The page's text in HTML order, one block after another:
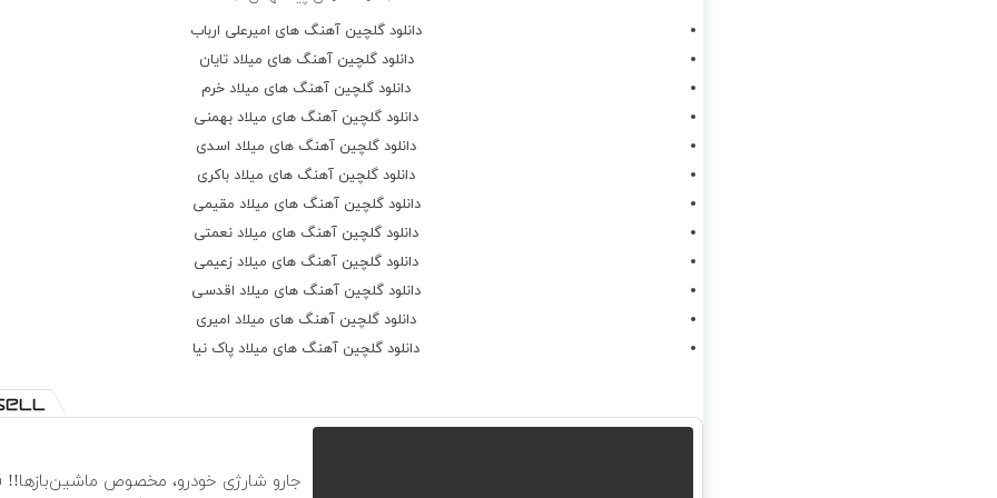
ای کرببلا شهیدی
سنه ئورکده سوزوم وار عنایتونده گوزوم وار
یارالی سلطانیم
بیلیرسن
بو آیریلیق منی داغلار گوزوم باخار یولا آغلار
سیدالعطشانیم
اللهم الرزقنا حرم حرم
دانلود گلچین آهنگ های امیرعلی ارباب
دانلود گلچین آهنگ های میلاد تایان
دانلود گلچین آهنگ های میلاد خرم
دانلود گلچین آهنگ های میلاد بهمنی
دانلود گلچین آهنگ های میلاد اسدی
دانلود گلچین آهنگ های میلاد باکری
دانلود گلچین آهنگ های میلاد مقیمی
دانلود گلچین آهنگ های میلاد نعمتی
دانلود گلچین آهنگ های میلاد زعیمی
دانلود گلچین آهنگ های میلاد اقدسی
دانلود گلچین آهنگ های میلاد امیری
دانلود گلچین آهنگ های میلاد پاک نیا
جارو شارژی خودرو، مخصوص ماشین‌باز‌ها!!